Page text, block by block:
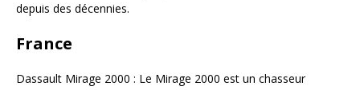
depuis des décennies.
France
Dassault Mirage 2000 : Le Mirage 2000 est un chasseur